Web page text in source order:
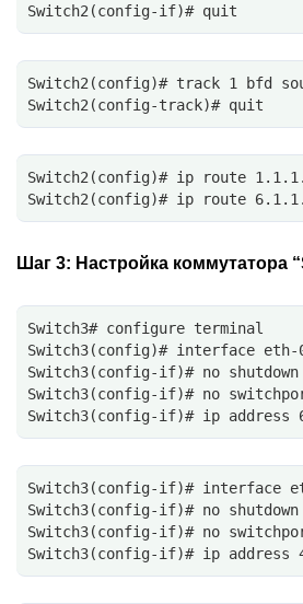
Switch2(config-if)# quit
Switch2(config)# track 1 bfd
Switch2(config-track)# quit
Switch2(config)# ip route
Switch2(config)# ip route
Шаг 3: Настройка коммутатора
Switch3# configure terminal
Switch3(config)# interface eth-
Switch3(config-if)# no shutdown
Switch3(config-if)# no
Switch3(config-if)# ip address
Switch3(config-if)# interface
Switch3(config-if)# no shutdown
Switch3(config-if)# no
Switch3(config-if)# ip address